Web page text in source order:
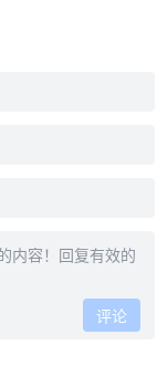
评论